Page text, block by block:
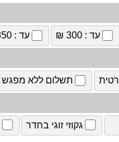
עד : 300 ₪ עד : 350 ₪
תשלום ללא מפגש
גקוזי זוגי בחדר